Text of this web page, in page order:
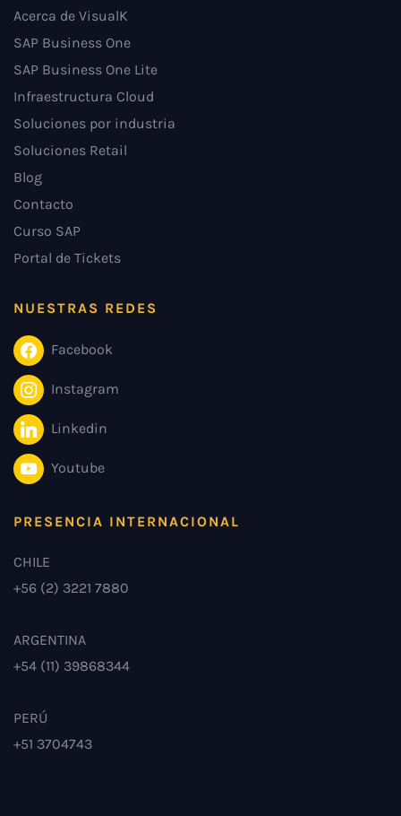
Acerca de VisualK
SAP Business One
SAP Business One Lite
Infraestructura Cloud
Soluciones por industria
Soluciones Retail
Blog
Contacto
Curso SAP
Portal de Tickets
NUESTRAS REDES
Facebook
Instagram
Linkedin
Youtube
PRESENCIA INTERNACIONAL
CHILE
+56 (2) 3221 7880
ARGENTINA
+54 (11) 39868344
PERÚ
+51 3704743